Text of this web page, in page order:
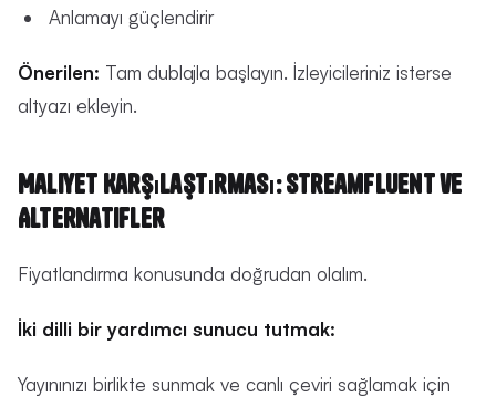
Anlamayı güçlendirir
Önerilen: Tam dublajla başlayın. İzleyicileriniz isterse
altyazı ekleyin.
Maliyet Karşılaştırması: StreamFluent ve
Alternatifler
Fiyatlandırma konusunda doğrudan olalım.
İki dilli bir yardımcı sunucu tutmak:
Yayınınızı birlikte sunmak ve canlı çeviri sağlamak için